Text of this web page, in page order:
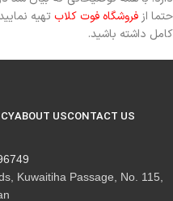
حتما از فروشگاه فوت کلاب تهیه
کامل داشته باشید.
CONTACT US
ABOUT US
0912
Kuwaitiha Passage, No. 115,